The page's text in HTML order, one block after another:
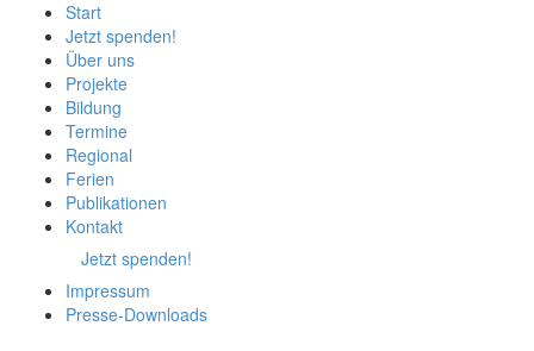
Start
Jetzt spenden!
Über uns
Projekte
Bildung
Termine
Regional
Ferien
Publikationen
Kontakt
Jetzt spenden!
Impressum
Presse-Downloads